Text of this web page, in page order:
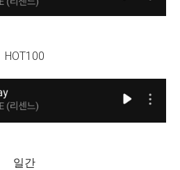
HOT100
일간